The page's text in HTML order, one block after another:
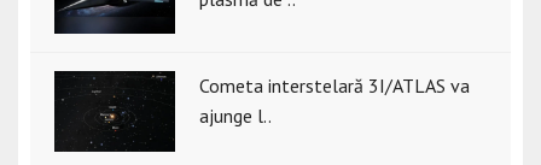
Cometa interstelară 3I/ATLAS va
ajunge l..